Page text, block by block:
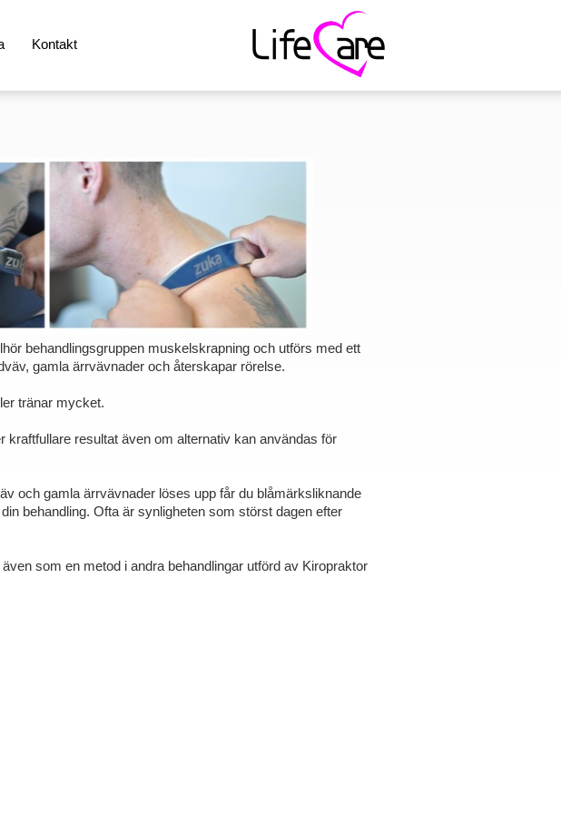
Kontakt
behandlingsgruppen muskelskrapning och utförs med ett
gamla ärrvävnader och återskapar rörelse.
tränar mycket.
resultat även om alternativ kan användas för
och gamla ärrvävnader löses upp får du blåmärksliknande
behandling. Ofta är synligheten som störst dagen efter
som en metod i andra behandlingar utförd av Kiropraktor